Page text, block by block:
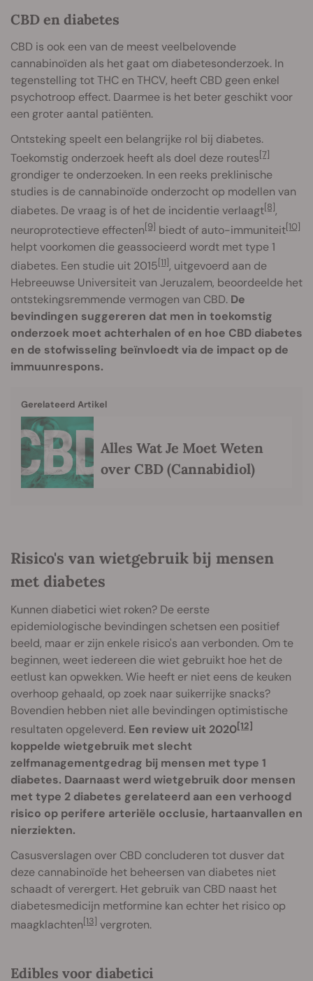
CBD en diabetes
CBD is ook een van de meest veelbelovende
cannabinoïden als het gaat om diabetesonderzoek. In
tegenstelling tot THC en THCV, heeft CBD geen enkel
psychotroop effect. Daarmee is het beter geschikt voor
een groter aantal patiënten.
Ontsteking speelt een belangrijke rol bij diabetes.
Toekomstig onderzoek heeft als doel deze routes[7]
grondiger te onderzoeken. In een reeks preklinische
studies is de cannabinoïde onderzocht op modellen van
diabetes. De vraag is of het de incidentie verlaagt[8],
neuroprotectieve effecten[9] biedt of auto-immuniteit[10]
helpt voorkomen die geassocieerd wordt met type 1
diabetes. Een studie uit 2015[11], uitgevoerd aan de
Hebreeuwse Universiteit van Jeruzalem, beoordeelde het
ontstekingsremmende vermogen van CBD. De
bevindingen suggereren dat men in toekomstig
onderzoek moet achterhalen of en hoe CBD diabetes
en de stofwisseling beïnvloedt via de impact op de
immuunrespons.
Gerelateerd Artikel
Alles Wat Je Moet Weten
over CBD (Cannabidiol)
Risico's van wietgebruik bij mensen
met diabetes
Kunnen diabetici wiet roken? De eerste
epidemiologische bevindingen schetsen een positief
beeld, maar er zijn enkele risico's aan verbonden. Om te
beginnen, weet iedereen die wiet gebruikt hoe het de
eetlust kan opwekken. Wie heeft er niet eens de keuken
overhoop gehaald, op zoek naar suikerrijke snacks?
Bovendien hebben niet alle bevindingen optimistische
resultaten opgeleverd. Een review uit 2020[12]
koppelde wietgebruik met slecht
zelfmanagementgedrag bij mensen met type 1
diabetes. Daarnaast werd wietgebruik door mensen
met type 2 diabetes gerelateerd aan een verhoogd
risico op perifere arteriële occlusie, hartaanvallen en
nierziekten.
Casusverslagen over CBD concluderen tot dusver dat
deze cannabinoïde het beheersen van diabetes niet
schaadt of verergert. Het gebruik van CBD naast het
diabetesmedicijn metformine kan echter het risico op
maagklachten[13] vergroten.
Edibles voor diabetici